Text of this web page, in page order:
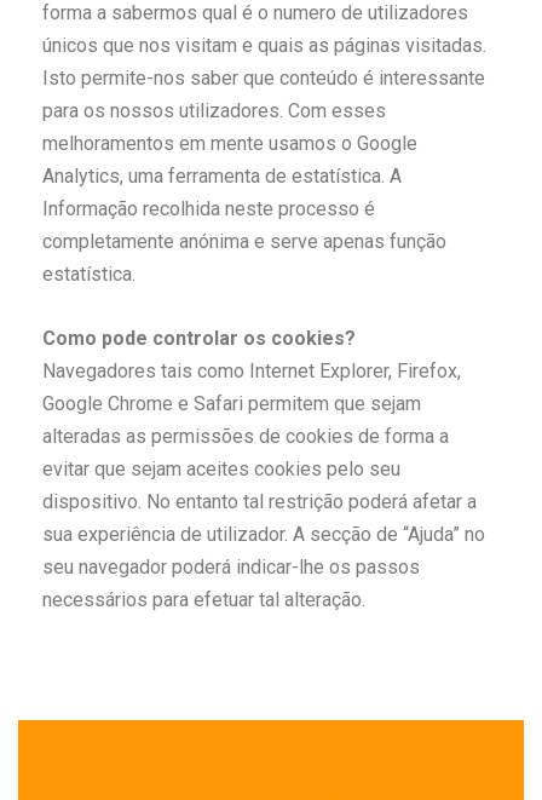
forma a sabermos qual é o numero de utilizadores
únicos que nos visitam e quais as páginas visitadas.
Isto permite-nos saber que conteúdo é interessante
para os nossos utilizadores. Com esses
melhoramentos em mente usamos o Google
Analytics, uma ferramenta de estatística. A
Informação recolhida neste processo é
completamente anónima e serve apenas função
estatística.
Como pode controlar os cookies?
Navegadores tais como Internet Explorer, Firefox,
Google Chrome e Safari permitem que sejam
alteradas as permissões de cookies de forma a
evitar que sejam aceites cookies pelo seu
dispositivo. No entanto tal restrição poderá afetar a
sua experiência de utilizador. A secção de “Ajuda” no
seu navegador poderá indicar-lhe os passos
necessários para efetuar tal alteração.